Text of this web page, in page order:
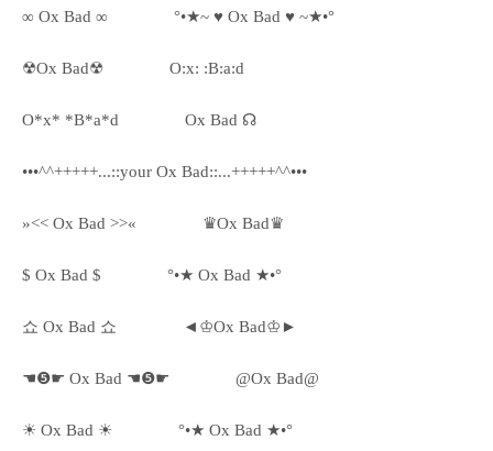
∞ Ox Bad ∞ °•★~ ♥ Ox Bad ♥ ~★•°
☢Ox Bad☢ O:x: :B:a:d
O*x* *B*a*d Ox Bad ☊
•••^^+++++...::your Ox Bad::...+++++^^•••
»<< Ox Bad >>« ♛Ox Bad♛
$ Ox Bad $ °•★ Ox Bad ★•°
쇼 Ox Bad 쇼 ◄♔Ox Bad♔►
☚❺☛ Ox Bad ☚❺☛ @Ox Bad@
☀ Ox Bad ☀ °•★ Ox Bad ★•°